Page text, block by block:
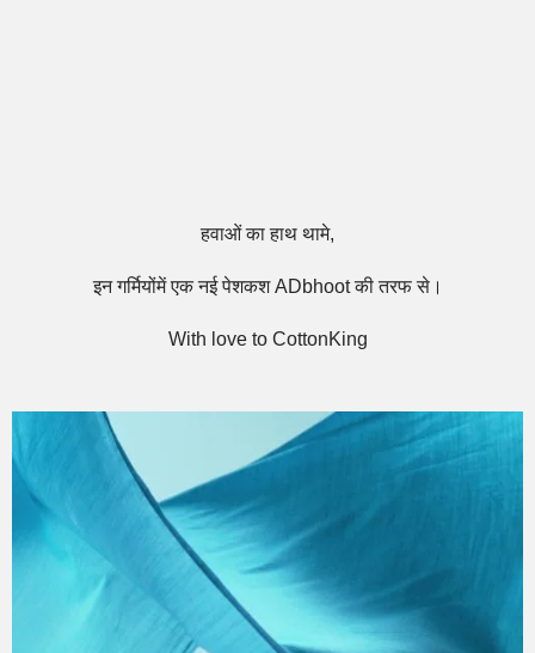
हवाओं का हाथ थामे,
इन गर्मियोंमें एक नई पेशकश ADbhoot की तरफ से।
With love to CottonKing